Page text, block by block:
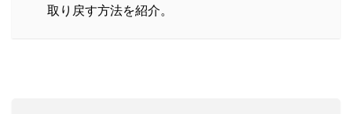
取り戻す方法を紹介。